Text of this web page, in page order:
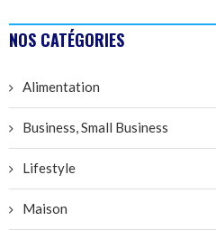
NOS CATÉGORIES
Alimentation
Business, Small Business
Lifestyle
Maison